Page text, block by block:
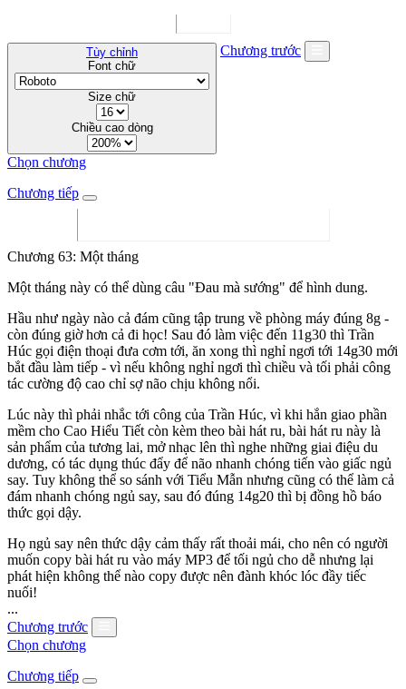
Tùy chỉnh
Font chữ
Size chữ
Chiều cao dòng
Chương trước
Chọn chương
Chương tiếp
Chương 63: Một tháng
Một tháng này có thể dùng câu "Đau mà sướng" để hình dung.
Hầu như ngày nào cả đám cũng tập trung về phòng máy đúng 8g -
còn đúng giờ hơn cả đi học! Sau đó làm việc đến 11g30 thì Trần
Húc gọi điện thoại đưa cơm tới, ăn xong thì nghỉ ngơi tới 14g30 mới
bắt đầu làm tiếp - vì nếu không nghỉ ngơi thì chiều và tối phải công
tác cường độ cao chỉ sợ não chịu không nổi.
Lúc này thì phải nhắc tới công của Trần Húc, vì khi hắn giao phần
mềm cho Cao Hiểu Tiết còn kèm theo bài hát ru, bài hát ru này là
sản phẩm của tương lai, mở nhạc lên thì nghe những giai điệu du
dương, có tác dụng thúc đẩy để não nhanh chóng tiến vào giấc ngủ
say. Tuy không thể so sánh với Tiểu Mẫn nhưng cũng có thể làm cả
đám nhanh chóng ngủ say, sau đó đúng 14g20 thì bị đồng hồ báo
thức gọi dậy.
Họ ngủ say nên thức dậy cảm thấy rất thoải mái, cho nên có người
muốn copy bài hát ru vào máy MP3 để tối ngủ cho dễ nhưng lại
phát hiện không thể nào copy được nên đành khóc lóc đầy tiếc
nuối!
...
Chương trước
Chọn chương
Chương tiếp